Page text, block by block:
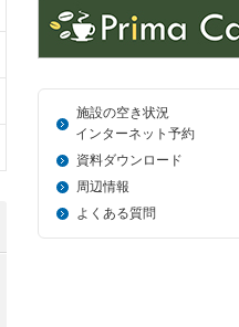
施設の空き状況
＿_ インターネット予約
資料ダウンロード
周辺情報
よくある質問